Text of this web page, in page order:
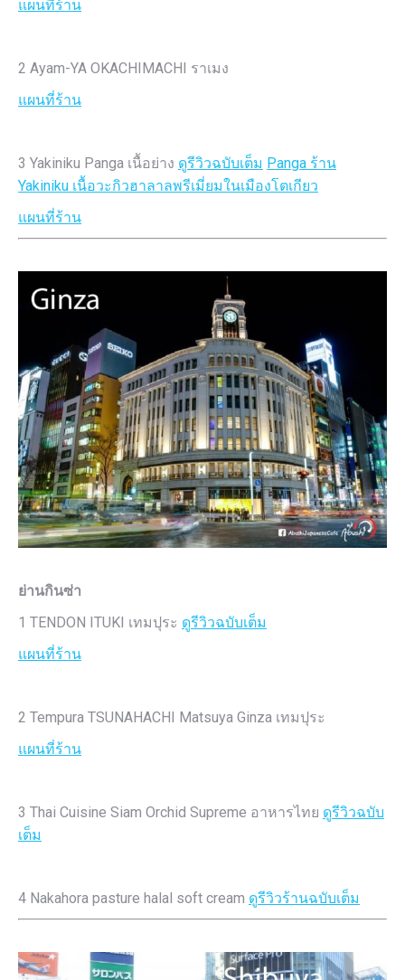
แผนที่ร้าน
2 Ayam-YA OKACHIMACHI ราเมง
แผนที่ร้าน
3 Yakiniku Panga เนื้อย่าง ดูรีวิวฉบับเต็ม Panga ร้าน
Yakiniku เนื้อวะกิวฮาลาลพรีเมี่ยมในเมืองโตเกียว
แผนที่ร้าน
ย่านกินซ่า
1 TENDON ITUKI เทมปุระ ดูรีวิวฉบับเต็ม
แผนที่ร้าน
2 Tempura TSUNAHACHI Matsuya Ginza เทมปุระ
แผนที่ร้าน
3 Thai Cuisine Siam Orchid Supreme อาหารไทย ดูรีวิวฉบับ
เต็ม
4 Nakahora pasture halal soft cream ดูรีวิวร้านฉบับเต็ม